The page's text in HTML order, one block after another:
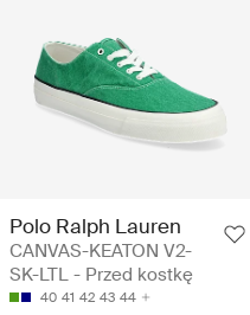
Polo Ralph Lauren
CANVAS-KEATON V2-
SK-LTL - Przed kostkę
40 41 42 43 44